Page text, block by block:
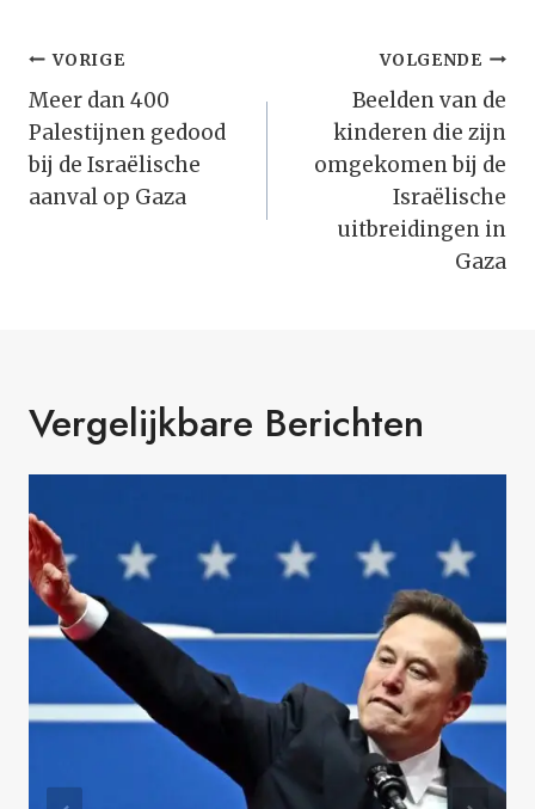
Bericht
Navigatie
VORIGE
Meer dan 400
Palestijnen gedood
bij de Israëlische
aanval op Gaza
VOLGENDE
Beelden van de
kinderen die zijn
omgekomen bij de
Israëlische
uitbreidingen in
Gaza
Vergelijkbare Berichten